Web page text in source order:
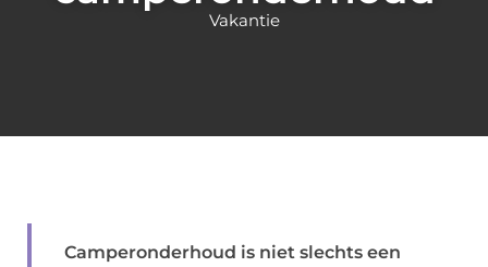
Vakantie
Camperonderhoud is niet slechts een